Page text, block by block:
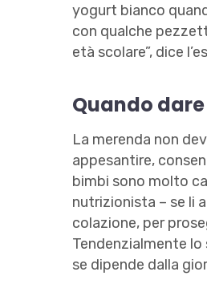
yogurt bianco
con qualche
età scolare”, dice
Quando
La merenda non
appesantire,
bimbi sono molto
nutrizionista – se li
colazione, per
Tendenzialmente
se dipende dalla